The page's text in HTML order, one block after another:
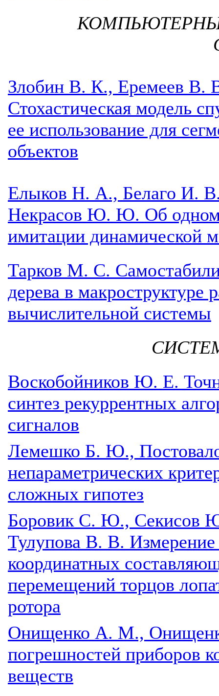
Злобин В. К., Еремеев В.
Стохастическая модель
ее использование для
объектов
Елыков Н. А., Белаго И.
Некрасов Ю. Ю. Об одном
имитации динамической
Тарков М. С.
дерева в макроструктуре
вычислительной системы
Воскобойников Ю. Е.
синтез рекуррентных
сигналов
Лемешко Б. Ю.,
непараметрических
сложных гипотез
Боровик С. Ю., Секисов
Тулупова В. В.
координатных
перемещений торцов
ротора
Онищенко А. М.,
погрешностей приборов
веществ